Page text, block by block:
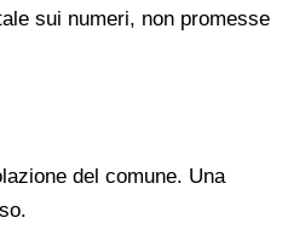
sui numeri, non promesse
del comune. Una